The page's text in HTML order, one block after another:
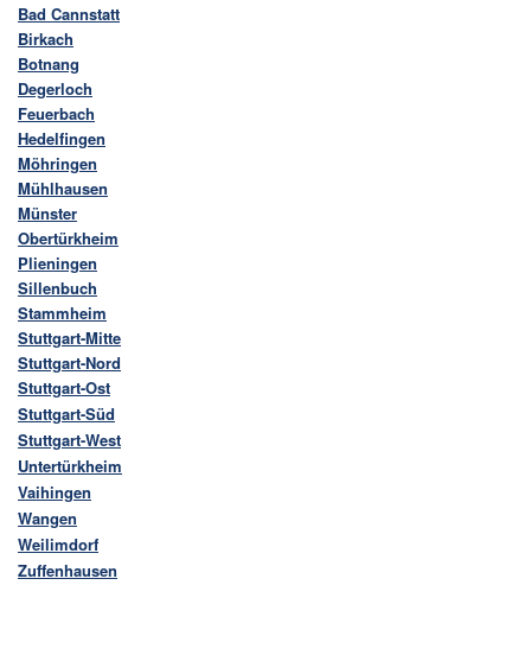
Bad Cannstatt
Birkach
Botnang
Degerloch
Feuerbach
Hedelfingen
Möhringen
Mühlhausen
Münster
Obertürkheim
Plieningen
Sillenbuch
Stammheim
Stuttgart-Mitte
Stuttgart-Nord
Stuttgart-Ost
Stuttgart-Süd
Stuttgart-West
Untertürkheim
Vaihingen
Wangen
Weilimdorf
Zuffenhausen